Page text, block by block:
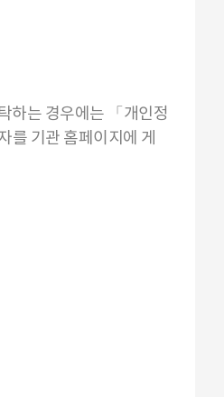
하는 경우에는 「개인정
를 기관 홈페이지에 게